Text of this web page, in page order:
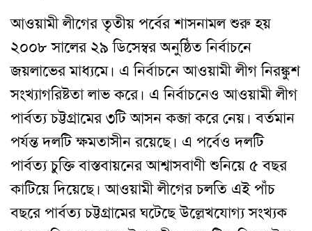
আওয়ামী লীগের তৃতীয় পর্বের শাসনামল শুরু হয়
২০০৮ সালের ২৯ ডিসেম্বর অনুষ্ঠিত নির্বাচনে
জয়লাভের মাধ্যমে। এ নির্বাচনে আওয়ামী লীগ নিরঙ্কুশ
সংখ্যাগরিষ্টতা লাভ করে। এ নির্বাচনেও আওয়ামী লীগ
পার্বত্য চট্টগ্রামের ৩টি আসন কব্জা করে নেয়। বর্তমান
পর্যন্ত দলটি ক্ষমতাসীন রয়েছে। এ পর্বেও দলটি
পার্বত্য চুক্তি বাস্তবায়নের আশ্বাসবাণী শুনিয়ে ৫ বছর
কাটিয়ে দিয়েছে। আওয়ামী লীগের চলতি এই পাঁচ
বছরে পার্বত্য চট্টগ্রামের ঘটেছে উল্লেখযোগ্য সংখ্যক